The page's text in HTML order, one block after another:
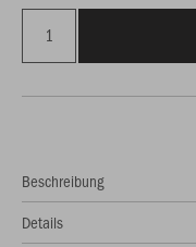
Beschreibung
Details